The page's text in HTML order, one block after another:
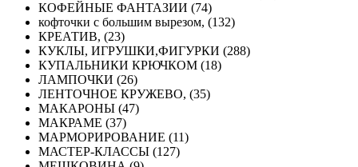
КОФЕЙНЫЕ ФАНТАЗИИ (74)
кофточки с большим вырезом, (132)
КРЕАТИВ, (23)
КУКЛЫ, ИГРУШКИ,ФИГУРКИ (288)
КУПАЛЬНИКИ КРЮЧКОМ (18)
ЛАМПОЧКИ (26)
ЛЕНТОЧНОЕ КРУЖЕВО, (35)
МАКАРОНЫ (47)
МАКРАМЕ (37)
МАРМОРИРОВАНИЕ (11)
МАСТЕР-КЛАССЫ (127)